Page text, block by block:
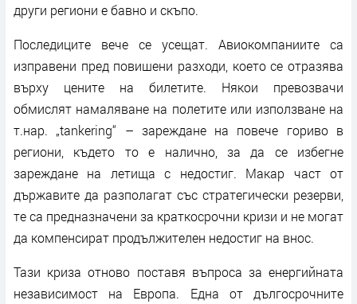
други региони е бавно и скъпо.
Последиците вече се усещат. Авиокомпаниите са
изправени пред повишени разходи, което се отразява
върху цените на билетите. Някои превозвачи
обмислят намаляване на полетите или използване на
т.нар. „tankering“ – зареждане на повече гориво в
региони, където то е налично, за да се избегне
зареждане на летища с недостиг. Макар част от
държавите да разполагат със стратегически резерви,
те са предназначени за краткосрочни кризи и не могат
да компенсират продължителен недостиг на внос.
Тази криза отново поставя въпроса за енергийната
независимост на Европа. Една от дългосрочните